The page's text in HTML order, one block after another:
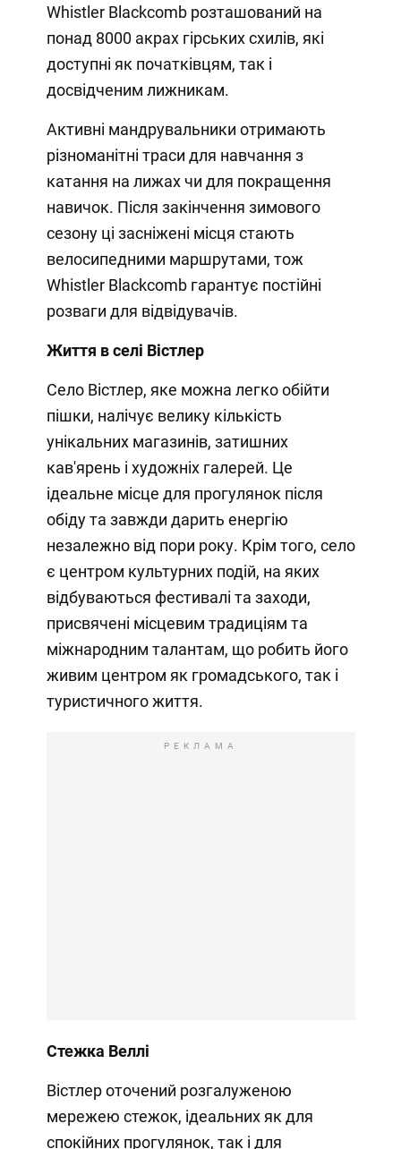
Whistler Blackcomb розташований на
понад 8000 акрах гірських схилів, які
доступні як початківцям, так і
досвідченим лижникам.
Активні мандрувальники отримають
різноманітні траси для навчання з
катання на лижах чи для покращення
навичок. Після закінчення зимового
сезону ці засніжені місця стають
велосипедними маршрутами, тож
Whistler Blackcomb гарантує постійні
розваги для відвідувачів.
Життя в селі Вістлер
Село Вістлер, яке можна легко обійти
пішки, налічує велику кількість
унікальних магазинів, затишних
кав'ярень і художніх галерей. Це
ідеальне місце для прогулянок після
обіду та завжди дарить енергію
незалежно від пори року. Крім того, село
є центром культурних подій, на яких
відбуваються фестивалі та заходи,
присвячені місцевим традиціям та
міжнародним талантам, що робить його
живим центром як громадського, так і
туристичного життя.
РЕКЛАМА
Стежка Веллі
Вістлер оточений розгалуженою
мережею стежок, ідеальних як для
спокійних прогулянок, так і для